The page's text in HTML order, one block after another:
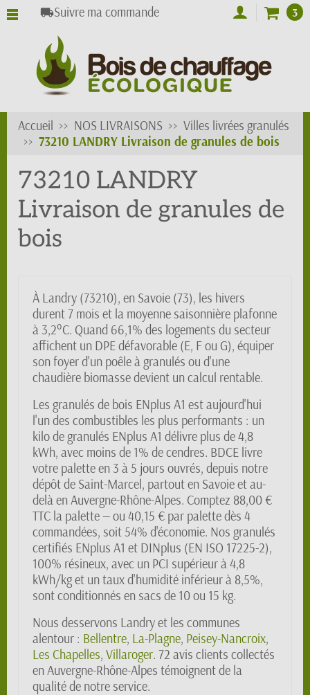
local_shippingSuivre ma commande 3
Accueil NOS LIVRAISONS
Villes livrées granulés
73210 LANDRY Livraison de granules de bois
73210 LANDRY
Livraison de granules de
bois
À Landry (73210), en Savoie (73), les hivers
durent 7 mois et la moyenne saisonnière plafonne
à 3,2°C. Quand 66,1% des logements du secteur
affichent un DPE défavorable (E, F ou G), équiper
son foyer d'un poêle à granulés ou d'une
chaudière biomasse devient un calcul rentable.
Les granulés de bois ENplus A1 est aujourd'hui
l'un des combustibles les plus performants : un
kilo de granulés ENplus A1 délivre plus de 4,8
kWh, avec moins de 1% de cendres. BDCE livre
votre palette en 3 à 5 jours ouvrés, depuis notre
dépôt de Saint-Marcel, partout en Savoie et au-
delà en Auvergne-Rhône-Alpes. Comptez 88,00 €
TTC la palette — ou 40,15 € par palette dès 4
commandées, soit 54% d'économie. Nos granulés
certifiés ENplus A1 et DINplus (EN ISO 17225-2),
100% résineux, avec un PCI supérieur à 4,8
kWh/kg et un taux d'humidité inférieur à 8,5%,
sont conditionnés en sacs de 10 ou 15 kg.
Nous desservons Landry et les communes
alentour : Bellentre, La-Plagne, Peisey-Nancroix,
Les Chapelles, Villaroger. 72 avis clients collectés
en Auvergne-Rhône-Alpes témoignent de la
qualité de notre service.